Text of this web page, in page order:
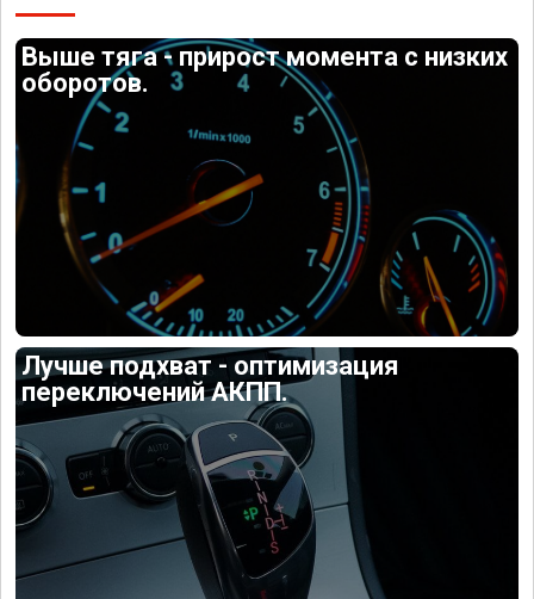
Выше тяга - прирост момента с низких
оборотов.
Лучше подхват - оптимизация
переключений АКПП.